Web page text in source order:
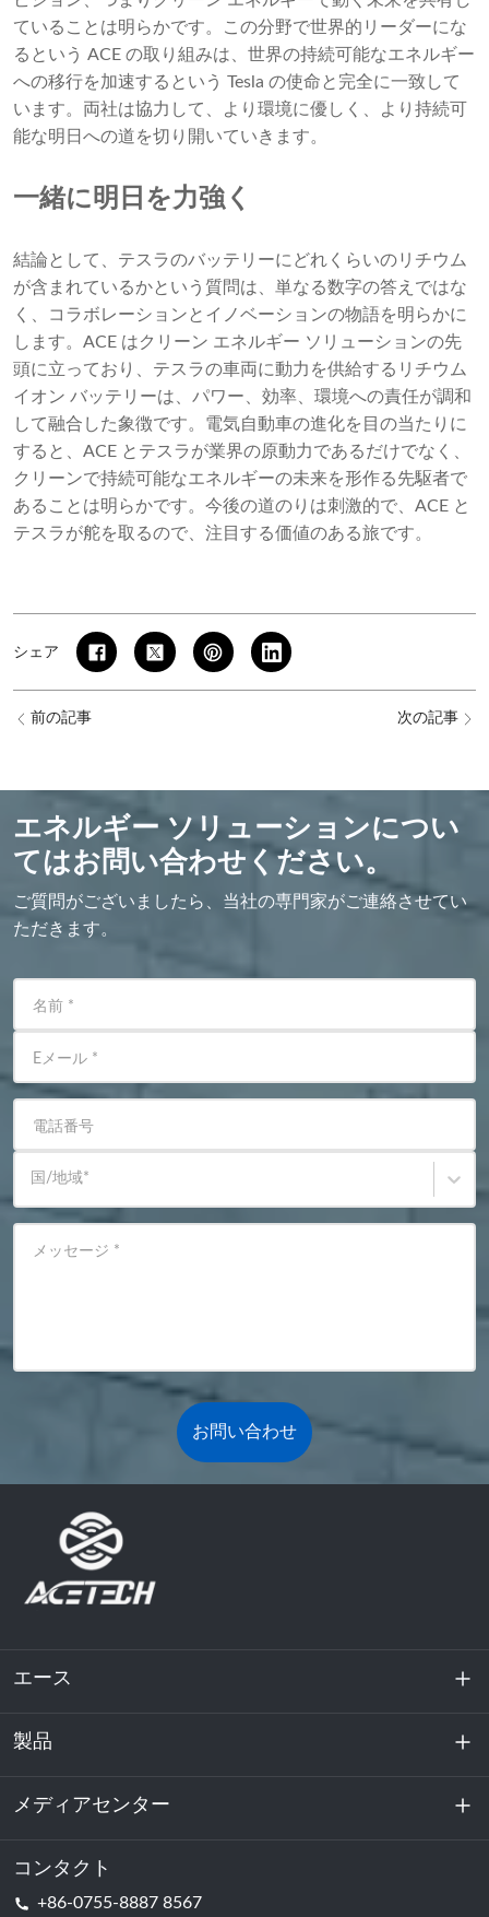
ていることは明らかです。この分野で世界的リーダーにな
るという ACE の取り組みは、世界の持続可能なエネルギー
への移行を加速するという Tesla の使命と完全に一致して
います。両社は協力して、より環境に優しく、より持続可
能な明日への道を切り開いていきます。
一緒に明日を力強く
結論として、テスラのバッテリーにどれくらいのリチウム
が含まれているかという質問は、単なる数字の答えではな
く、コラボレーションとイノベーションの物語を明らかに
します。ACE はクリーン エネルギー ソリューションの先
頭に立っており、テスラの車両に動力を供給するリチウム
イオン バッテリーは、パワー、効率、環境への責任が調和
して融合した象徴です。電気自動車の進化を目の当たりに
すると、ACE とテスラが業界の原動力であるだけでなく、
クリーンで持続可能なエネルギーの未来を形作る先駆者で
あることは明らかです。今後の道のりは刺激的で、ACE と
テスラが舵を取るので、注目する価値のある旅です。
シェア
前の記事 次の記事
エネルギー ソリューションについ
てはお問い合わせください。
ご質問がございましたら、当社の専門家がご連絡させてい
ただきます。
名前 *
Eメール *
電話番号
国/地域*
メッセージ *
お問い合わせ
エース
私たちに関しては
持続可能性
製品
エネルギー貯蔵
データセンターおよびサーバー室
メディアセンター
ニュース
コンタクト
+86-0755-8887 8567